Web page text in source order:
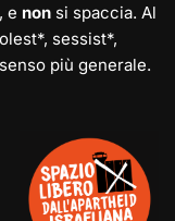
e non si spaccia. Al
sessist*,
più generale.